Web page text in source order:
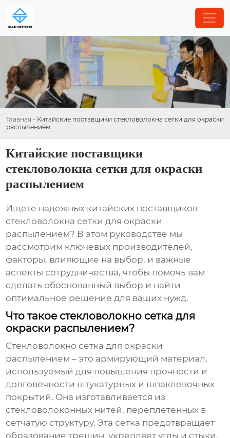
Главная - Китайские поставщики стекловолокна сетки для окраски
распылением
Китайские поставщики
стекловолокна сетки для окраски
распылением
Ищете надежных китайских поставщиков
стекловолокна сетки для окраски
распылением? В этом руководстве мы
рассмотрим ключевых производителей,
факторы, влияющие на выбор, и важные
аспекты сотрудничества, чтобы помочь вам
сделать обоснованный выбор и найти
оптимальное решение для ваших нужд.
Что такое стекловолокно сетка для
окраски распылением?
Стекловолокно сетка для окраски
распылением – это армирующий материал,
используемый для повышения прочности и
долговечности штукатурных и шпаклевочных
покрытий. Она изготавливается из
стекловолоконных нитей, переплетенных в
сетчатую структуру. Эта сетка предотвращает
образование трещин, укрепляет углы и стыки,